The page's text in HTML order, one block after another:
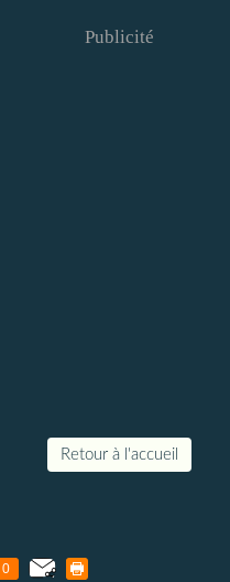
Publicité
Retour à l'accueil
0